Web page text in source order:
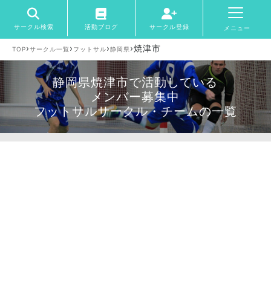
サークル検索 活動ブログ サークル登録 メニュー
TOP›サークル一覧 › フットサル›静岡県›焼津市
静岡県焼津市で活動している
メンバー募集中
フットサルサークル・チームの一覧